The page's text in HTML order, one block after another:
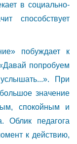
в социально-
способствует
побуждает к
попробуем
При
значение
спокойным и
Облик педагога
к действию,